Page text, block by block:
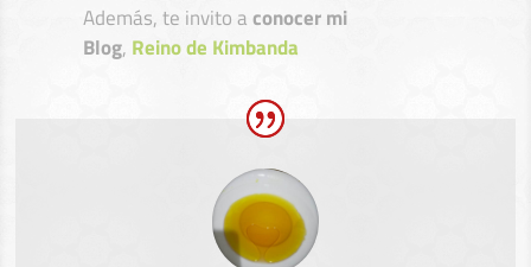
Además, te invito aconocer mi
Blog, Reino de Kimbanda